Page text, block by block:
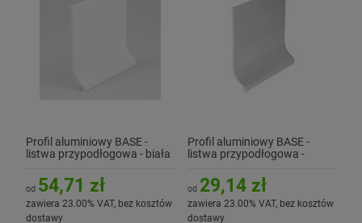
Profil aluminiowy BASE -
listwa przypodłogowa - biała
od 54,71 zł
zawiera 23.00% VAT, bez kosztów
dostawy
Profil aluminiowy BASE -
listwa przypodłogowa -
od 29,14 zł
zawiera 23.00% VAT, bez kosztów
dostawy